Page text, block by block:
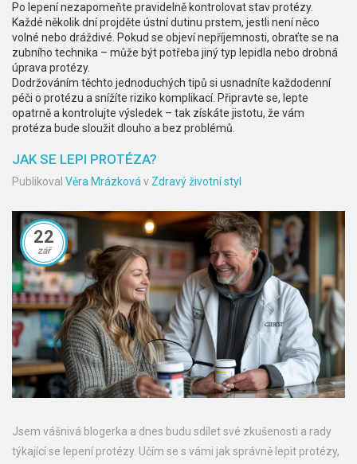
Po lepení nezapomeňte pravidelně kontrolovat stav protézy.
Každé několik dní projděte ústní dutinu prstem, jestli není něco
volné nebo dráždivé. Pokud se objeví nepříjemnosti, obraťte se na
zubního technika – může být potřeba jiný typ lepidla nebo drobná
úprava protézy.
Dodržováním těchto jednoduchých tipů si usnadníte každodenní
péči o protézu a snížíte riziko komplikací. Připravte se, lepte
opatrně a kontrolujte výsledek – tak získáte jistotu, že vám
protéza bude sloužit dlouho a bez problémů.
JAK SE LEPI PROTÉZA?
Publikoval Věra Mrázková v Zdravý životní styl
22
zář
Jsem vášnivá blogerka a dnes budu sdílet své zkušenosti a rady
týkající se lepení protézy. Učím se s vámi jak správně lepit protézy,